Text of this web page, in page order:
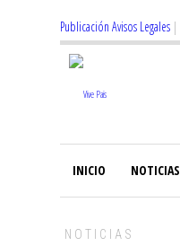
Publicación Avisos Legales |
INICIO NOTICIAS
NOTICIAS